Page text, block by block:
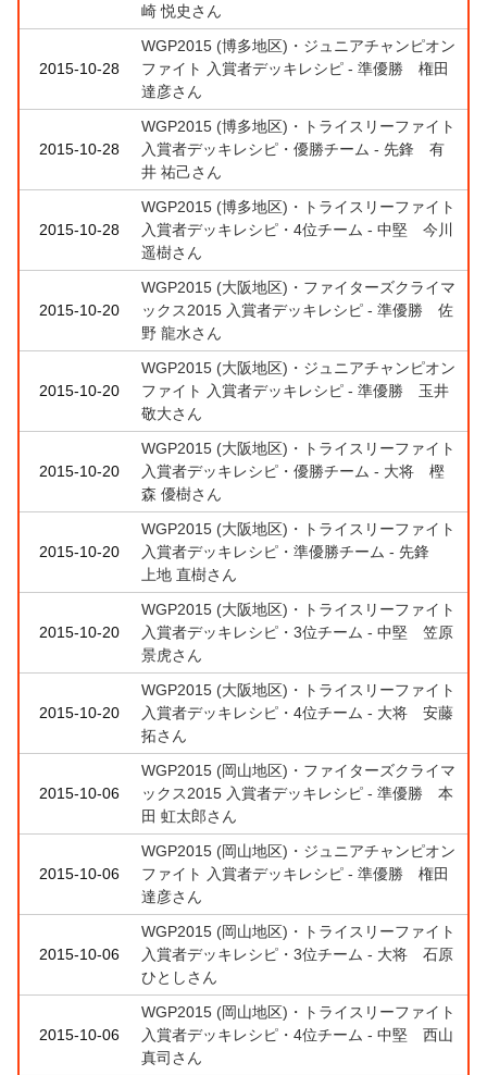
崎 悦史さん
2015-10-28
WGP2015 (博多地区)・ジュニアチャンピオン
ファイト 入賞者デッキレシピ - 準優勝 権田
達彦さん
2015-10-28
WGP2015 (博多地区)・トライスリーファイト
入賞者デッキレシピ・優勝チーム - 先鋒 有
井 祐己さん
2015-10-28
WGP2015 (博多地区)・トライスリーファイト
入賞者デッキレシピ・4位チーム - 中堅 今川
遥樹さん
2015-10-20
WGP2015 (大阪地区)・ファイターズクライマ
ックス2015 入賞者デッキレシピ - 準優勝 佐
野 龍水さん
2015-10-20
WGP2015 (大阪地区)・ジュニアチャンピオン
ファイト 入賞者デッキレシピ - 準優勝 玉井
敬大さん
2015-10-20
WGP2015 (大阪地区)・トライスリーファイト
入賞者デッキレシピ・優勝チーム - 大将 樫
森 優樹さん
2015-10-20
WGP2015 (大阪地区)・トライスリーファイト
入賞者デッキレシピ・準優勝チーム - 先鋒
上地 直樹さん
2015-10-20
WGP2015 (大阪地区)・トライスリーファイト
入賞者デッキレシピ・3位チーム - 中堅 笠原
景虎さん
2015-10-20
WGP2015 (大阪地区)・トライスリーファイト
入賞者デッキレシピ・4位チーム - 大将 安藤
拓さん
2015-10-06
WGP2015 (岡山地区)・ファイターズクライマ
ックス2015 入賞者デッキレシピ - 準優勝 本
田 虹太郎さん
2015-10-06
WGP2015 (岡山地区)・ジュニアチャンピオン
ファイト 入賞者デッキレシピ - 準優勝 権田
達彦さん
2015-10-06
WGP2015 (岡山地区)・トライスリーファイト
入賞者デッキレシピ・3位チーム - 大将 石原
ひとしさん
2015-10-06
WGP2015 (岡山地区)・トライスリーファイト
入賞者デッキレシピ・4位チーム - 中堅 西山
真司さん